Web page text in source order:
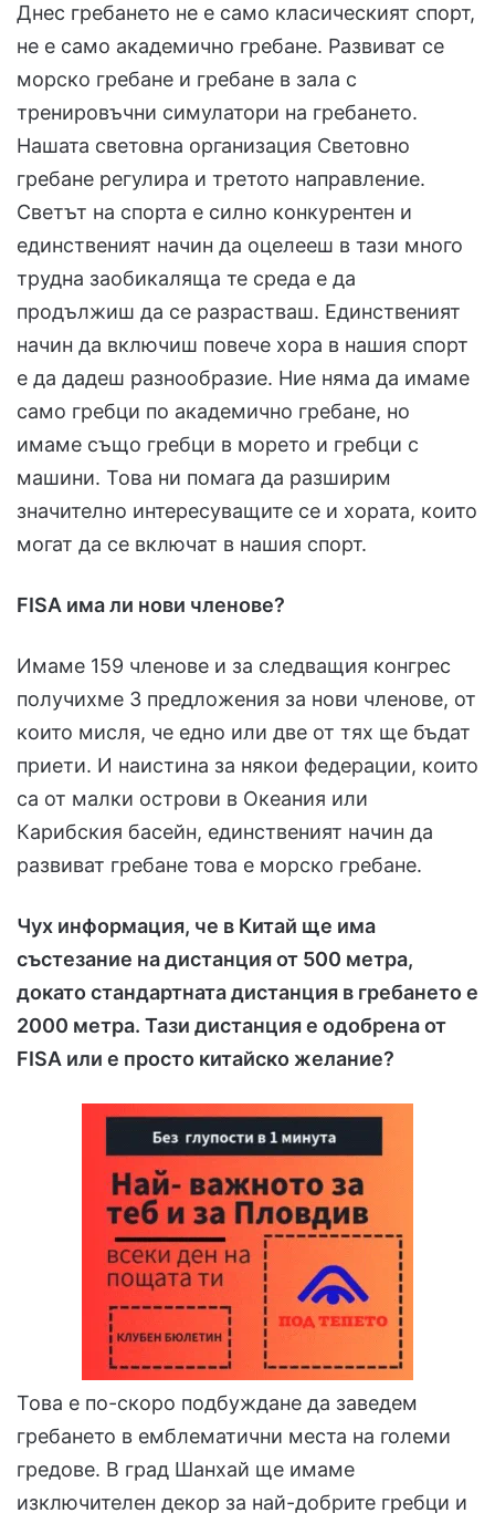
Днес гребането не е само класическият спорт,
не е само академично гребане. Развиват се
морско гребане и гребане в зала с
тренировъчни симулатори на гребането.
Нашата световна организация Световно
гребане регулира и третото направление.
Светът на спорта е силно конкурентен и
единственият начин да оцелееш в тази много
трудна заобикаляща те среда е да
продължиш да се разрастваш. Единственият
начин да включиш повече хора в нашия спорт
е да дадеш разнообразие. Ние няма да имаме
само гребци по академично гребане, но
имаме също гребци в морето и гребци с
машини. Това ни помага да разширим
значително интересуващите се и хората, които
могат да се включат в нашия спорт.
FISA има ли нови членове?
Имаме 159 членове и за следващия конгрес
получихме 3 предложения за нови членове, от
които мисля, че едно или две от тях ще бъдат
приети. И наистина за някои федерации, които
са от малки острови в Океания или
Карибския басейн, единственият начин да
развиват гребане това е морско гребане.
Чух информация, че в Китай ще има
състезание на дистанция от 500 метра,
докато стандартната дистанция в гребането е
2000 метра. Тази дистанция е одобрена от
FISA или е просто китайско желание?
Това е по-скоро подбуждане да заведем
гребането в емблематични места на големи
гредове. В град Шанхай ще имаме
изключителен декор за най-добрите гребци и